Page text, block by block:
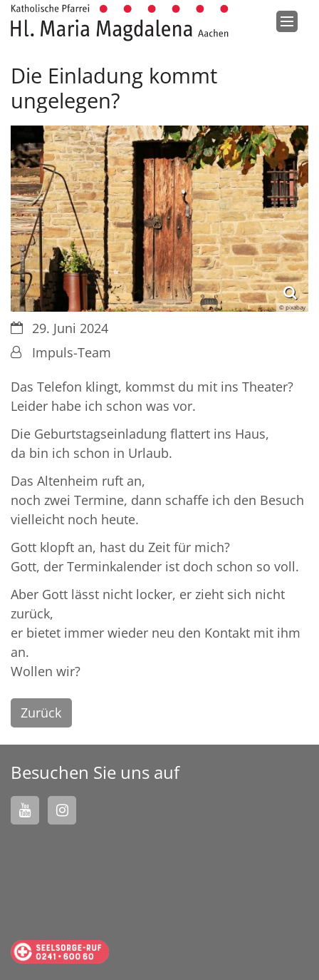
Zum Inhalt springen
Die Einladung kommt
ungelegen?
© pixabay
Datum:29. Juni 2024
Von:Impuls-Team
Das Telefon klingt, kommst du mit ins Theater?
Leider habe ich schon was vor.
Die Geburtstagseinladung flattert ins Haus,
da bin ich schon in Urlaub.
Das Altenheim ruft an,
noch zwei Termine, dann schaffe ich den Besuch
vielleicht noch heute.
Gott klopft an, hast du Zeit für mich?
Gott, der Terminkalender ist doch schon so voll.
Aber Gott lässt nicht locker, er zieht sich nicht
zurück,
er bietet immer wieder neu den Kontakt mit ihm
an.
Wollen wir?
Zurück
Besuchen Sie uns auf